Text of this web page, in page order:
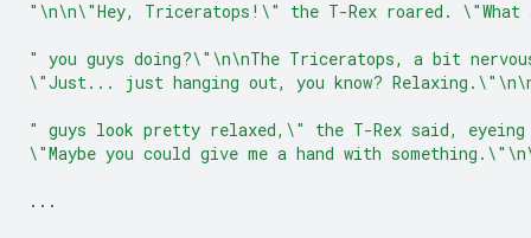
"\n\n\"Hey, Triceratops!\" the T-Rex roared. \"What
" you guys doing?\"\n\nThe Triceratops, a bit
\"Just... just hanging out, you know?
" guys look pretty relaxed,\" the T-Rex said,
\"Maybe you could give me a hand with
...